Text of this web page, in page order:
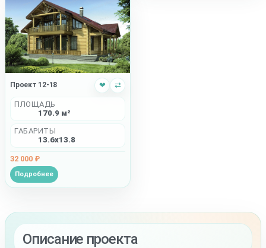
Проект 12-18 ❤ ⇄
ПЛОЩАДЬ
170.9 м²
ГАБАРИТЫ
13.6x13.8
32 000 ₽
Подробнее
Описание проекта